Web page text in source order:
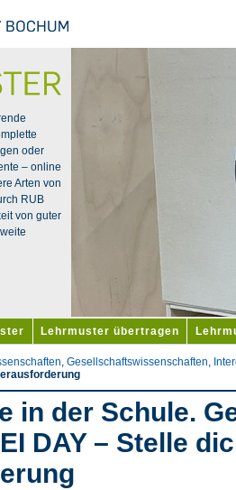
oder
– online
Arten von
RUB
von guter
Lehrmuster übertragen
Gesellschaftswissenschaften
in der Schule.
DAY – Stelle